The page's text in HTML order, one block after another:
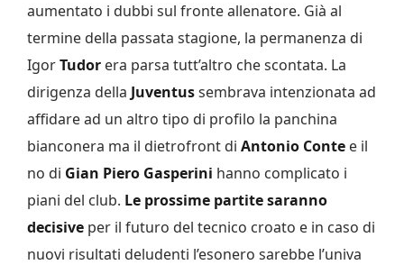
aumentato i dubbi sul fronte allenatore. Già al
termine della passata stagione, la permanenza di
IgorTudor era parsa tutt’altro che scontata. La
dirigenza della Juventussembrava intenzionata ad
affidare ad un altro tipo di profilo la panchina
bianconera ma il dietrofront di Antonio Conte e il
no di Gian Piero Gasperini hanno complicato i
piani del club. Le prossime partite saranno
decisive per il futuro del tecnico croato e in caso di
nuovi risultati deludenti l’esonero sarebbe l’univa